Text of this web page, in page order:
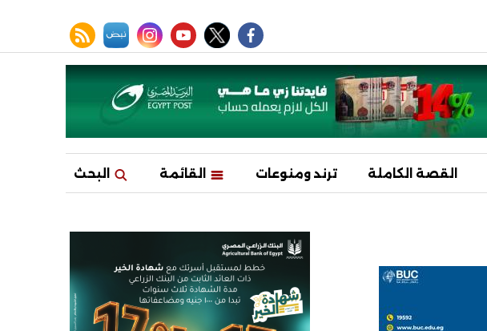
facebook
twitter
youtube
instagram
نبض rss feed
القصة الكاملة ترند ومنوعات القائمة البحث